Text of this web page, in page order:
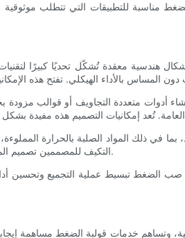
مناسبة للتطبيقات التي تتطلب موثوقية
هندسية معقدة تُشكّل تحديًا كبيرًا
أدوات متعددة التجاويف أو قوالب
ذلك المواد الصلبة بالحرارة المملوءة،
التكيف للمصممين تصميم المكونات بناءً على متطلبات التطبيق المستهدف، مثل زيادة مقاومة الحرارة، والعزل الكهربائي، والمرونة.
الضغط تبسيط عملية التجميع وتحسين
وتساهم خدمات قولبة الضغط مساهمة